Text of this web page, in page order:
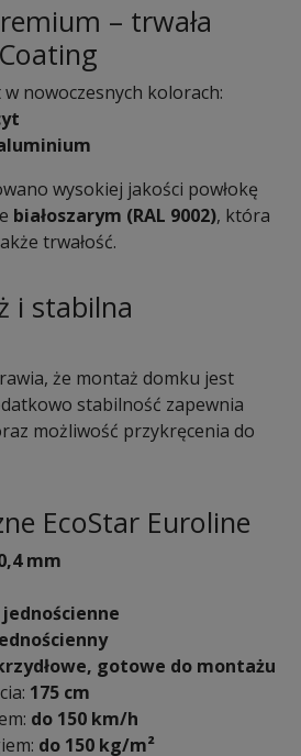
– trwała
nowoczesnych kolorach:
wysokiej jakości powłokę
białoszarym (RAL 9002), która
trwałość.
i stabilna
że montaż domku jest
stabilność zapewnia
możliwość przykręcenia do
EcoStar Euroline
mm
gotowe do montażu
175 cm
do 150 km/h
do 150 kg/m²